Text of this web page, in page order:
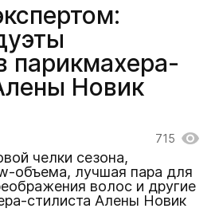
парикмахера-
Новик
715
челки сезона,
объема, лучшая пара для
волос и другие
стилиста Алены Новик